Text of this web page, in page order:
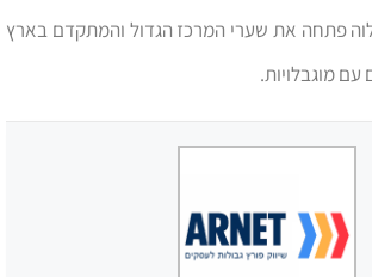
פתחה את שערי המרכז הגדול והמתקדם בארץ
עם מוגבלויות.